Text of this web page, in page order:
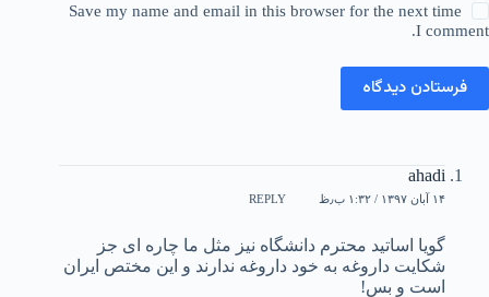
Save my name and email in this browser for the next time
I comment.
فرستادن دیدگاه
ahadi
۱۴ آبان ۱۳۹۷ / ۱:۳۲ ب٫ظ REPLY
گویا اساتید محترم دانشگاه نیز مثل ما چاره ای جز
شکایت داروغه به خود داروغه ندارند و این مختص ایران
است و بس!